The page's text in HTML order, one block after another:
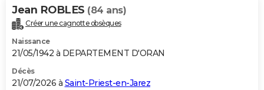
Jean ROBLES (84 ans)
Créer une cagnotte obsèques
Naissance
21/05/1942 à DEPARTEMENT D'ORAN
Décès
21/07/2026 à Saint-Priest-en-Jarez